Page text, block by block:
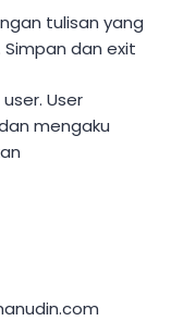
tulisan yang
dan exit
User
mengaku